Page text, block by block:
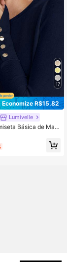
17
Economize R$15,82
Lumivelle
Básica de Man
Redondo, Casual